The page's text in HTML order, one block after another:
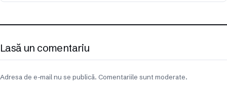
Lasă un comentariu
Adresa de e-mail nu se publică. Comentariile sunt moderate.